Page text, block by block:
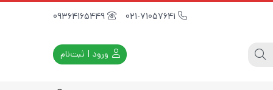
ورود | ثبت‌نام